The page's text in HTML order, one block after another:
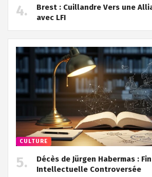
Brest : Cuillandre Vers une
avec LFI
CULTURE
Décès de Jürgen Habermas :
Intellectuelle Controversée